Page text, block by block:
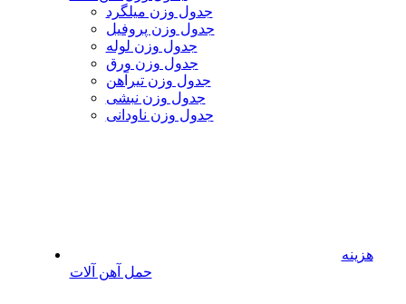
جدول وزن میلگرد
جدول وزن پروفیل
جدول وزن لوله
جدول وزن ورق
جدول وزن تیرآهن
جدول وزن نبشی
جدول وزن ناودانی
هزینه
حمل آهن آلات